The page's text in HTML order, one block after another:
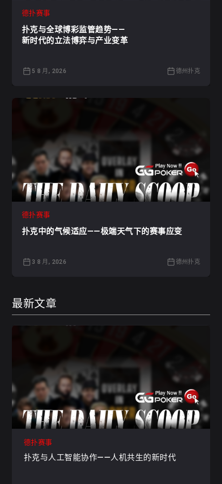
德扑赛事
扑克与全球博彩监管趋势——
新时代的立法博弈与产业变革
5 8 月, 2026 德州扑克
德扑赛事
扑克中的气候适应——极端天气下的赛事应变
3 8 月, 2026 德州扑克
最新文章
德扑赛事
扑克与人工智能协作——人机共生的新时代